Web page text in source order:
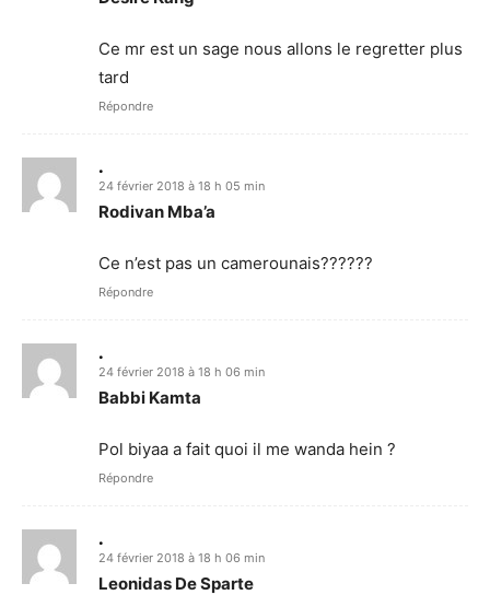
Ce mr est un sage nous allons le regretter plus
tard
Répondre
.
24 février 2018 à 18 h 05 min
Rodivan Mba’a
Ce n’est pas un camerounais??????
Répondre
.
24 février 2018 à 18 h 06 min
Babbi Kamta
Pol biyaa a fait quoi il me wanda hein ?
Répondre
.
24 février 2018 à 18 h 06 min
Leonidas De Sparte